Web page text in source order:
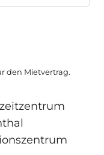
den Mietvertrag.